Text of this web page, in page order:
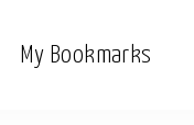
My Bookmarks